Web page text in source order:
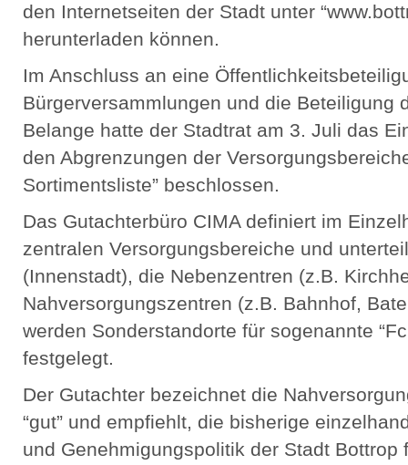
den Internetseiten der Stadt unter
herunterladen können.
Im Anschluss an eine
Bürgerversammlungen und die Beteiligung
Belange hatte der Stadtrat am 3. Juli das
den Abgrenzungen der
Sortimentsliste” beschlossen.
Das Gutachterbüro CIMA definiert im
zentralen Versorgungsbereiche und
(Innenstadt), die Nebenzentren (z.B.
Nahversorgungszentren (z.B. Bahnhof,
werden Sonderstandorte für sogenannte
festgelegt.
Der Gutachter bezeichnet die
“gut” und empfiehlt, die bisherige
und Genehmigungspolitik der Stadt Bottrop